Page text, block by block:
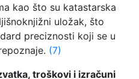
kao što su katastarska
uložak, što
preciznosti koji se u
(7)
troškovi i izračuni